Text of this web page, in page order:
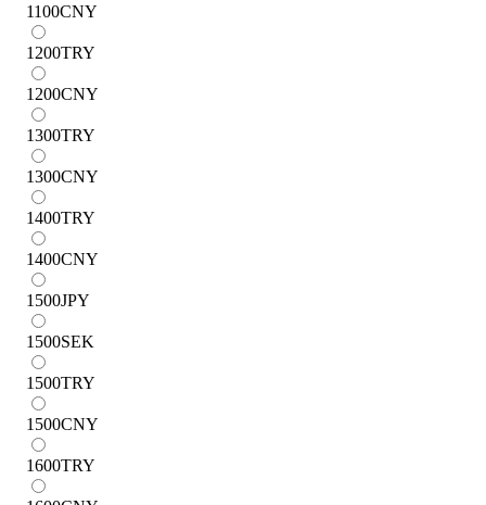
1100CNY
1200TRY
1200CNY
1300TRY
1300CNY
1400TRY
1400CNY
1500JPY
1500SEK
1500TRY
1500CNY
1600TRY